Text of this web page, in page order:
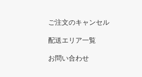
ご注文のキャンセル
配送エリア一覧
お問い合わせ